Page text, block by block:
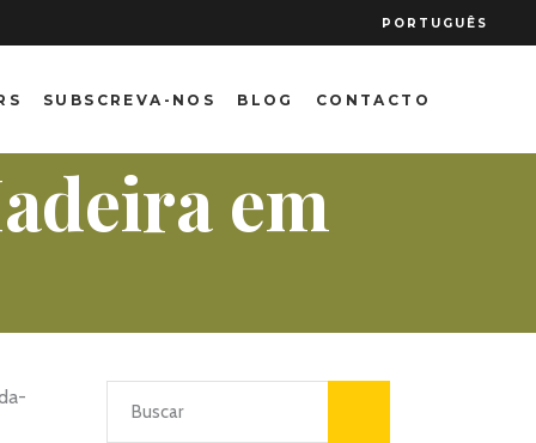
PORTUGUÊS
SUBSCREVA-NOS BLOG CONTACTO
em